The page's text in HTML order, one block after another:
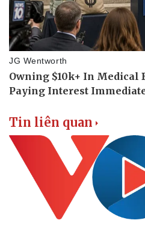
Doanh nghiệp
Thông tin doanh nghiệp
Doanh nghiệp 24h
Vì cộng đồng
Tin liên quan